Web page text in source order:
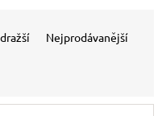
Nejprodávanější